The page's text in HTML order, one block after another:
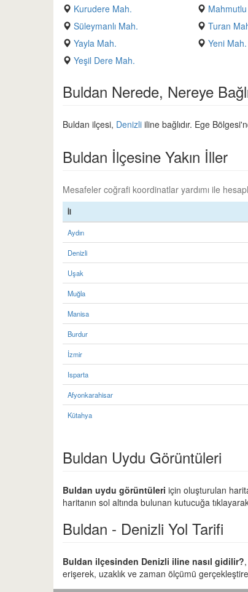
Kurudere Mah.
Süleymanlı Mah.
Turan
Yayla Mah.
Yeni Mah.
Yeşil Dere Mah.
Buldan Nerede, Nereye
Buldan ilçesi, Denizli iline bağlıdır. Ege
Buldan İlçesine Yakın İller
Mesafeler coğrafi koordinatlar yardımı ile
İl
Aydın
Denizli
Uşak
Muğla
Manisa
Burdur
İzmir
Isparta
Afyonkarahisar
Kütahya
Buldan Uydu Görüntüleri
Buldan uydu görüntüleri için oluşturulan
haritanın sol altında bulunan kutucuğa
Buldan - Denizli Yol Tarifi
Buldan ilçesinden Denizli iline nasıl gidilir?
erişerek, uzaklık ve zaman ölçümü